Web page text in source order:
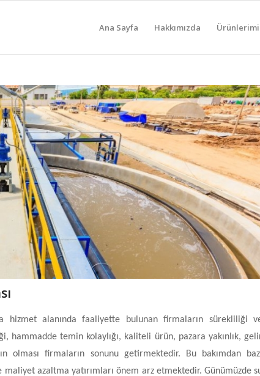
Ana Sayfa Hakkımızda
hizmet alanında faaliyette bulunan firmaların sürekliliği
temin kolaylığı, kaliteli ürün, pazara yakınlık,
firmaların sonunu getirmektedir. Bu bakımdan
azaltma yatırımları önem arz etmektedir. Günümüzde